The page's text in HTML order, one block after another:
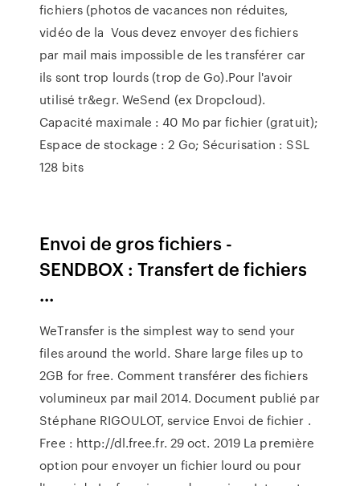
fichiers (photos de vacances non réduites,
vidéo de la Vous devez envoyer des fichiers
par mail mais impossible de les transférer car
ils sont trop lourds (trop de Go).Pour l'avoir
utilisé tr&egr. WeSend (ex Dropcloud).
Capacité maximale : 40 Mo par fichier (gratuit);
Espace de stockage : 2 Go; Sécurisation : SSL
128 bits
Envoi de gros fichiers -
SENDBOX : Transfert de fichiers
...
WeTransfer is the simplest way to send your
files around the world. Share large files up to
2GB for free. Comment transférer des fichiers
volumineux par mail 2014. Document publié par
Stéphane RIGOULOT, service Envoi de fichier .
Free : http://dl.free.fr. 29 oct. 2019 La première
option pour envoyer un fichier lourd ou pour